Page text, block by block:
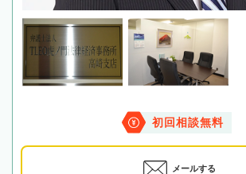
初回相談無料
メールする